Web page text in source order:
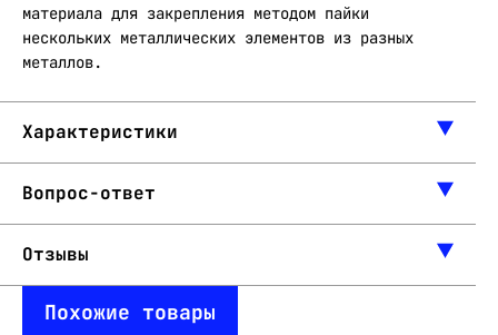
материала для закрепления методом пайки
нескольких металлических элементов из разных
металлов.
Характеристики
Вопрос-ответ
Отзывы
Похожие товары